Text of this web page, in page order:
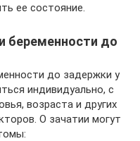
ее состояние.
беременности до
до задержки у
индивидуально, с
возраста и других
О зачатии могут